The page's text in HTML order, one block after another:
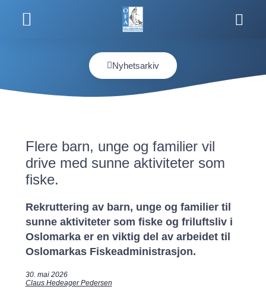
Nyhetsarkiv
Flere barn, unge og familier vil
drive med sunne aktiviteter som
fiske.
Rekruttering av barn, unge og familier til
sunne aktiviteter som fiske og friluftsliv i
Oslomarka er en viktig del av arbeidet til
Oslomarkas Fiskeadministrasjon.
30. mai 2026
Claus Hedeager Pedersen